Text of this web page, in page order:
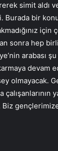
simit aldı
bir
sonra hep
arabası
olmayacak.
çalışanlarının